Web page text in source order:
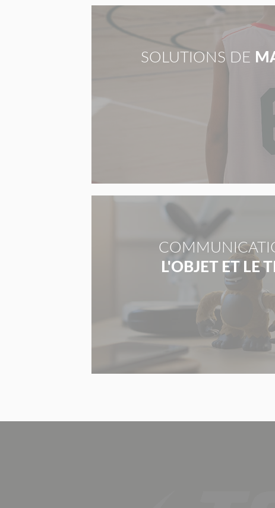
SOLUTIONS DE
L'OBJET ET LE